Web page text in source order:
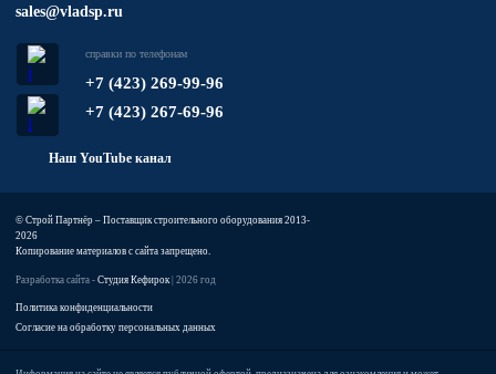
sales@vladsp.ru
справки по телефонам
+7 (423) 269-99-96
+7 (423) 267-69-96
Наш YouTube канал
© Строй Партнёр – Поставщик строительного оборудования 2013-
2026
Копирование материалов с сайта запрещено.
Разработка сайта - Студия Кефирок | 2026 год
Политика конфиденциальности
Согласие на обработку персональных данных